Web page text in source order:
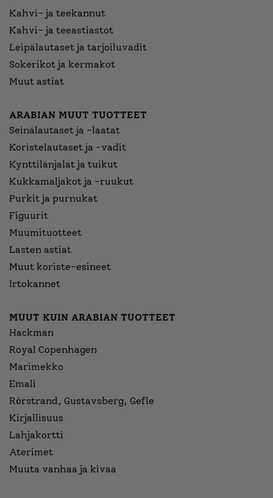
Kahvi- ja teekannut
Kahvi- ja teeastiastot
Leipälautaset ja tarjoiluvadit
Sokerikot ja kermakot
Muut astiat
ARABIAN MUUT TUOTTEET
Seinälautaset ja -laatat
Koristelautaset ja -vadit
Kynttilänjalat ja tuikut
Kukkamaljakot ja -ruukut
Purkit ja purnukat
Figuurit
Muumituotteet
Lasten astiat
Muut koriste-esineet
Irtokannet
MUUT KUIN ARABIAN TUOTTEET
Hackman
Royal Copenhagen
Marimekko
Emali
Rörstrand, Gustavsberg, Gefle
Kirjallisuus
Lahjakortti
Aterimet
Muuta vanhaa ja kivaa